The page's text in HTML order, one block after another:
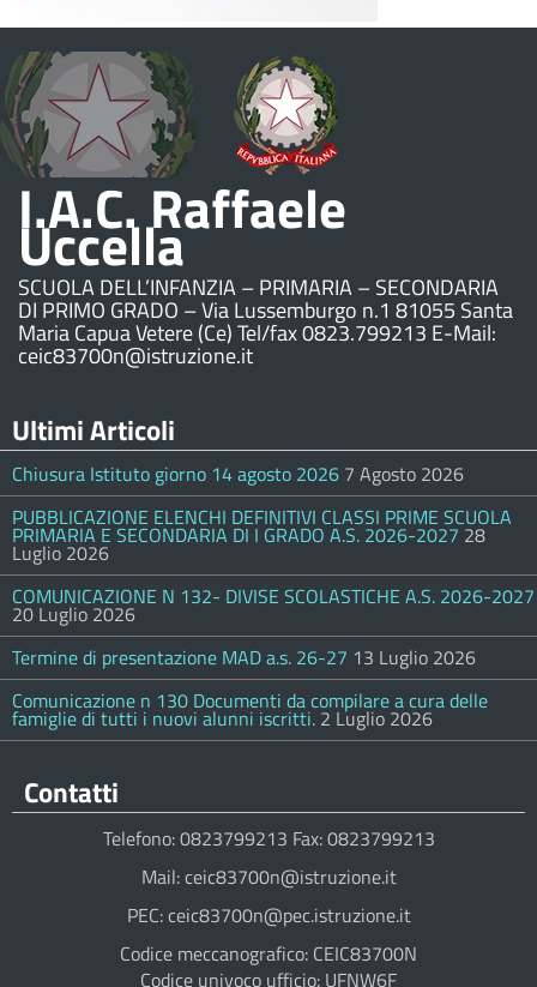
I.A.C. Raffaele
Uccella
SCUOLA DELL’INFANZIA – PRIMARIA – SECONDARIA
DI PRIMO GRADO – Via Lussemburgo n.1 81055 Santa
Maria Capua Vetere (Ce) Tel/fax 0823.799213 E-Mail:
ceic83700n@istruzione.it
Ultimi Articoli
Chiusura Istituto giorno 14 agosto 2026 7 Agosto 2026
PUBBLICAZIONE ELENCHI DEFINITIVI CLASSI PRIME SCUOLA
PRIMARIA E SECONDARIA DI I GRADO A.S. 2026-2027 28
Luglio 2026
COMUNICAZIONE N 132- DIVISE SCOLASTICHE A.S. 2026-2027
20 Luglio 2026
Termine di presentazione MAD a.s. 26-27 13 Luglio 2026
Comunicazione n 130 Documenti da compilare a cura delle
famiglie di tutti i nuovi alunni iscritti. 2 Luglio 2026
Contatti
Telefono: 0823799213 Fax: 0823799213
Mail: ceic83700n@istruzione.it
PEC: ceic83700n@pec.istruzione.it
Codice meccanografico: CEIC83700N
Codice univoco ufficio: UFNW6F